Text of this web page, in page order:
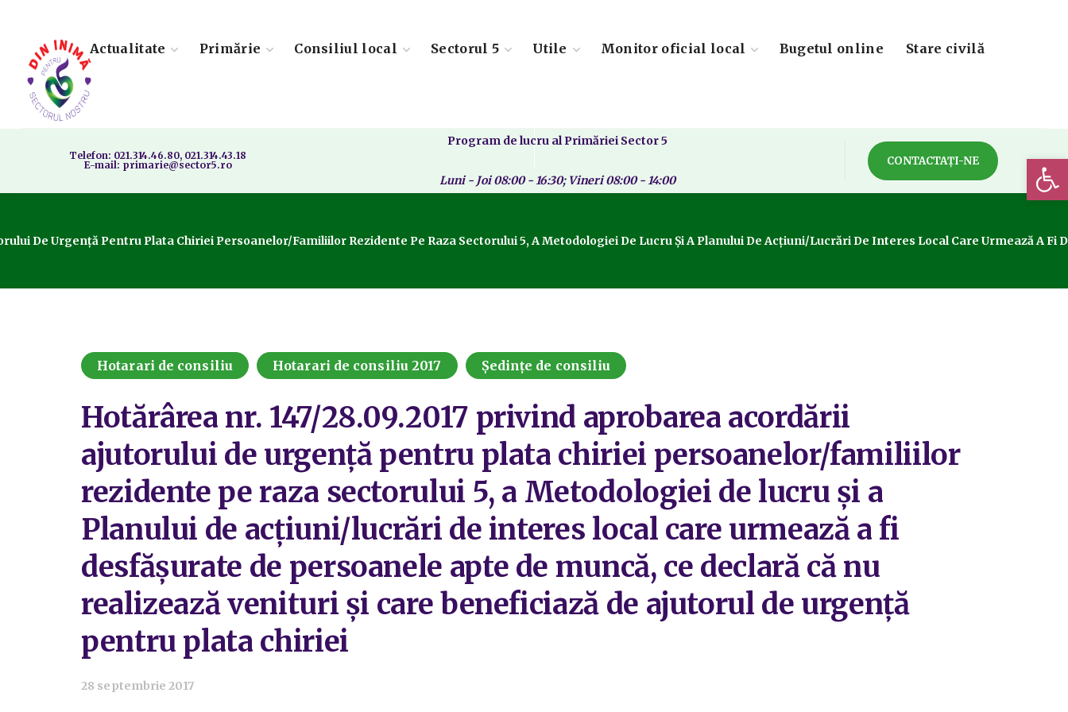
Actualitate Primărie Consiliul local Sectorul 5 Utile Monitor oficial local Bugetul online Stare civilă
Telefon: 021.314.46.80, 021.314.43.18
E-mail: primarie@sector5.ro
Program de lucru al Primăriei Sector 5
Luni - Joi 08:00 - 16:30; Vineri 08:00 - 14:00
CONTACTAȚI-NE
De Urgență Pentru Plata Chiriei Persoanelor/familiilor Rezidente Pe Raza Sectorului 5, A Metodologiei De Lucru Și A Planului De Acțiuni/lucrări De Interes Local Care Urmează A
Hotarari de consiliu Hotarari de consiliu 2017 Ședințe de consiliu
Hotărârea nr. 147/28.09.2017 privind aprobarea acordării
ajutorului de urgență pentru plata chiriei persoanelor/familiilor
rezidente pe raza sectorului 5, a Metodologiei de lucru și a
Planului de acțiuni/lucrări de interes local care urmează a fi
desfășurate de persoanele apte de muncă, ce declară că nu
realizează venituri și care beneficiază de ajutorul de urgență
pentru plata chiriei
28 septembrie 2017